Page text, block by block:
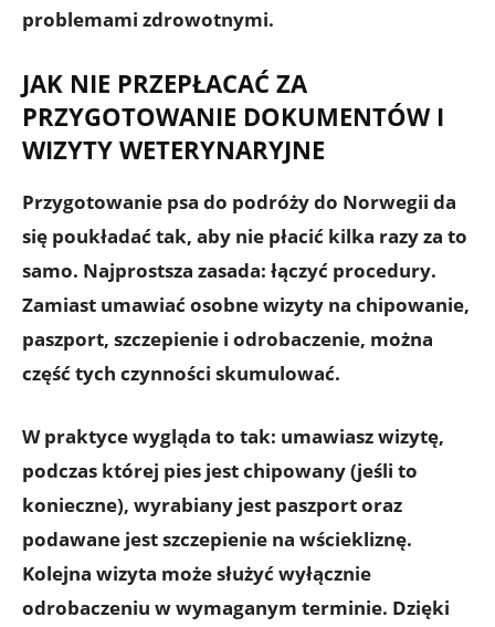
problemami zdrowotnymi.
JAK NIE PRZEPŁACAĆ ZA
PRZYGOTOWANIE DOKUMENTÓW I
WIZYTY WETERYNARYJNE
Przygotowanie psa do podróży do Norwegii da
się poukładać tak, aby nie płacić kilka razy za to
samo. Najprostsza zasada: łączyć procedury.
Zamiast umawiać osobne wizyty na chipowanie,
paszport, szczepienie i odrobaczenie, można
część tych czynności skumulować.
W praktyce wygląda to tak: umawiasz wizytę,
podczas której pies jest chipowany (jeśli to
konieczne), wyrabiany jest paszport oraz
podawane jest szczepienie na wściekliznę.
Kolejna wizyta może służyć wyłącznie
odrobaczeniu w wymaganym terminie. Dzięki